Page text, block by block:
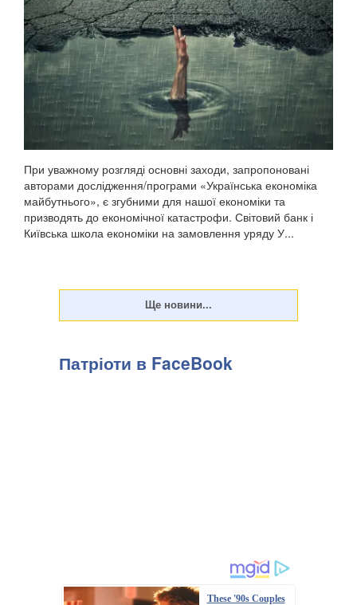
При уважному розгляді основні заходи, запропоновані
авторами дослідження/програми «Українська економіка
майбутнього», є згубними для нашої економіки та
призводять до економічної катастрофи. Світовий банк і
Київська школа економіки на замовлення уряду У...
Патріоти в FaceBook
These '90s Couples